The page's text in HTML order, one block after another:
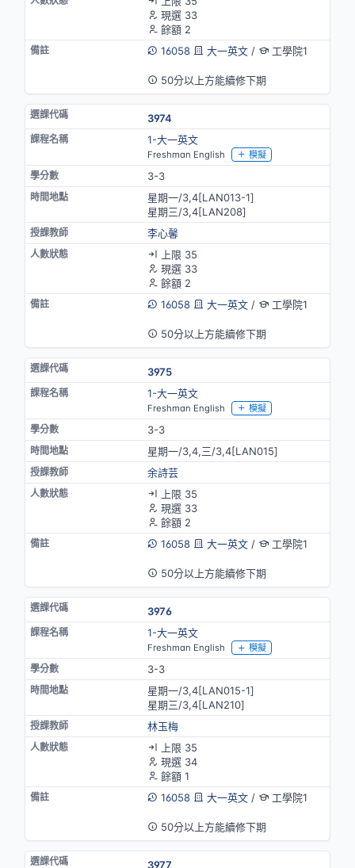
現選 33
餘額 2
16058
大一英文/ 工學院1
50分以上方能續修下期
3974
1-大一英文
Freshman English 模擬
3-3
星期一/3,4[LAN013-1]
星期三/3,4[LAN208]
李心馨
上限 35
現選 33
餘額 2
16058
大一英文/ 工學院1
50分以上方能續修下期
3975
1-大一英文
Freshman English 模擬
3-3
星期一/3,4,三/3,4[LAN015]
余詩芸
上限 35
現選 33
餘額 2
16058
大一英文/ 工學院1
50分以上方能續修下期
3976
1-大一英文
Freshman English 模擬
3-3
星期一/3,4[LAN015-1]
星期三/3,4[LAN210]
林玉梅
上限 35
現選 34
餘額 1
16058
大一英文/ 工學院1
50分以上方能續修下期
3977